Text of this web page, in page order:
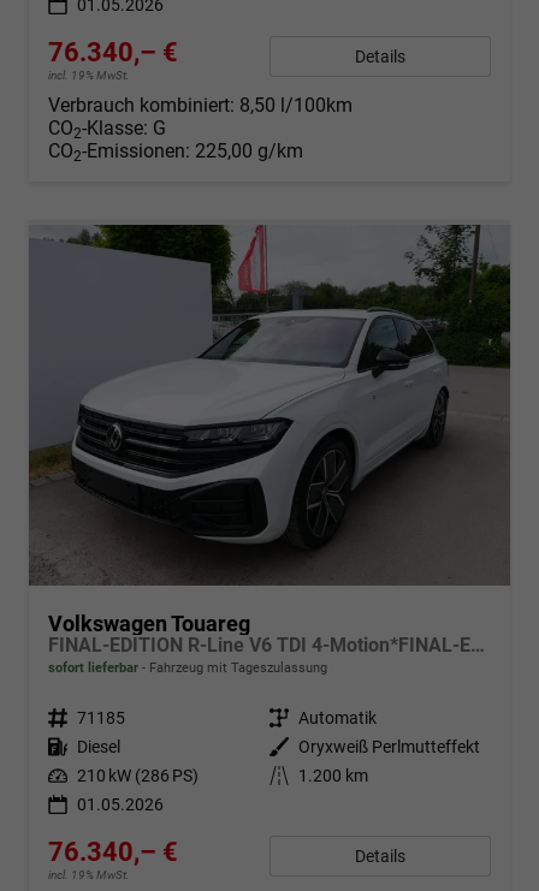
01.05.2026
76.340,– €
incl. 19% MwSt.
Details
Verbrauch kombiniert: 8,50 l/100km
CO2-Klasse: G
CO2-Emissionen: 225,00 g/km
Volkswagen Touareg
FINAL-EDITION R-Line V6 TDI 4-Motion*FINAL-EDITION*AHK-SCHWENKBAR*NAVI*ACC*PDC*LED*SHZ*21-ZOLL
sofort lieferbar Fahrzeug mit Tageszulassung
Fahrzeugnr. 71185 Getriebe Automatik
Kraftstoff Diesel Außenfarbe
Oryxweiß Perlmutteffekt
Leistung 210 kW (286 PS) Kilometerstand
1.200 km
01.05.2026
76.340,– €
incl. 19% MwSt.
Details